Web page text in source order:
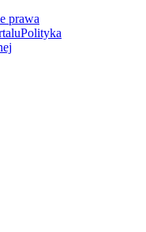
prawa
Polityka